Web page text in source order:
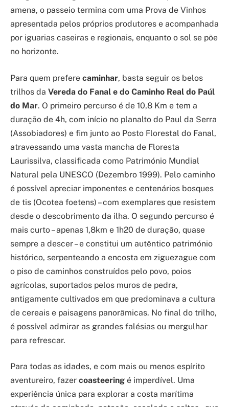
amena, o passeio termina com uma Prova de Vinhos
apresentada pelos próprios produtores e acompanhada
por iguarias caseiras e regionais, enquanto o sol se põe
no horizonte.
Para quem prefere caminhar, basta seguir os belos
trilhos da Vereda do Fanal e do Caminho Real do Paúl
do Mar. O primeiro percurso é de 10,8 Km e tem a
duração de 4h, com início no planalto do Paul da Serra
(Assobiadores) e fim junto ao Posto Florestal do Fanal,
atravessando uma vasta mancha de Floresta
Laurissilva, classificada como Património Mundial
Natural pela UNESCO (Dezembro 1999). Pelo caminho
é possível apreciar imponentes e centenários bosques
de tis (Ocotea foetens) – com exemplares que resistem
desde o descobrimento da ilha. O segundo percurso é
mais curto – apenas 1,8km e 1h20 de duração, quase
sempre a descer – e constitui um autêntico património
histórico, serpenteando a encosta em ziguezague com
o piso de caminhos construídos pelo povo, poios
agrícolas, suportados pelos muros de pedra,
antigamente cultivados em que predominava a cultura
de cereais e paisagens panorâmicas. No final do trilho,
é possível admirar as grandes falésias ou mergulhar
para refrescar.
Para todas as idades, e com mais ou menos espírito
aventureiro, fazer coasteering é imperdível. Uma
experiência única para explorar a costa marítima